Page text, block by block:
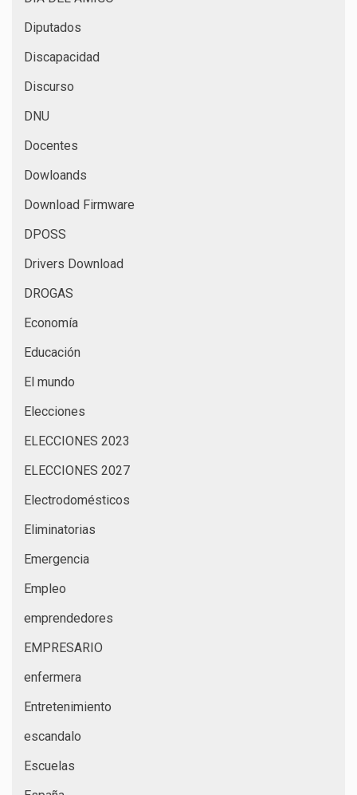
Diputados
Discapacidad
Discurso
DNU
Docentes
Dowloands
Download Firmware
DPOSS
Drivers Download
DROGAS
Economía
Educación
El mundo
Elecciones
ELECCIONES 2023
ELECCIONES 2027
Electrodomésticos
Eliminatorias
Emergencia
Empleo
emprendedores
EMPRESARIO
enfermera
Entretenimiento
escandalo
Escuelas